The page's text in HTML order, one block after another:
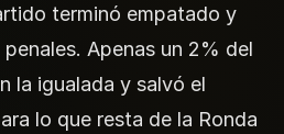
terminó empatado y
Apenas un 2% del
la igualada y salvó el
lo que resta de la Ronda